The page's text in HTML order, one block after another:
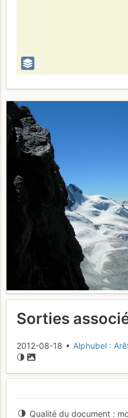
Sorties
2012-08-18 • Alphubel :
Qualité du document